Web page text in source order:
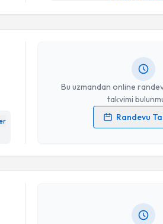
Bu uzmandan online
takvimi
Randevu
Kişisel verilerimin işlenmesine
işlenmesini kabul ediyorum.
Randevu Takvimi Talebi
Dr. Hamza Gemiciiçin randevu
bu uzmandan randevu almanız için bir